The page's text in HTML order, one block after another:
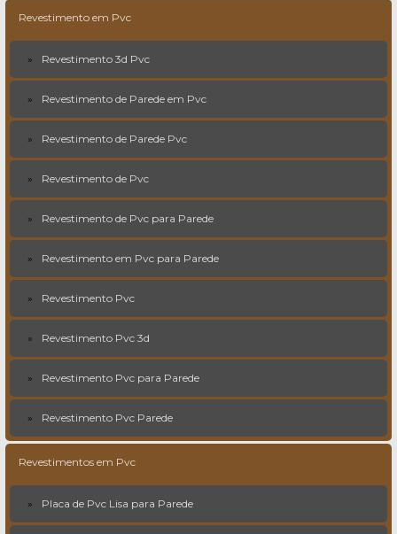
Revestimento em Pvc
Revestimento 3d Pvc
Revestimento de Parede em Pvc
Revestimento de Parede Pvc
Revestimento de Pvc
Revestimento de Pvc para Parede
Revestimento em Pvc para Parede
Revestimento Pvc
Revestimento Pvc 3d
Revestimento Pvc para Parede
Revestimento Pvc Parede
Revestimentos em Pvc
Placa de Pvc Lisa para Parede